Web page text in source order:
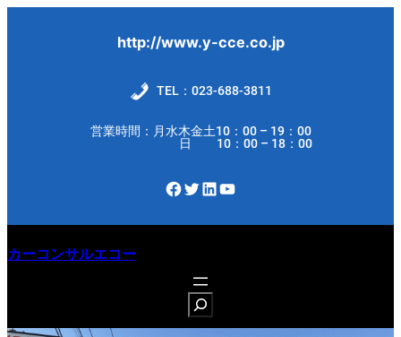
http://www.y-cce.co.jp
TEL：023-688-3811
営業時間：月水木金土10：00 – 19：00
日 10：00 – 18：00
Facebook Twitter LinkedIn YouTube
カーコンサルエコー
e